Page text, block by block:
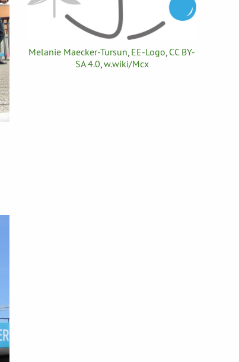
Melanie Maecker-Tursun, EE-Logo, CC BY-
SA 4.0,w.wiki/Mcx